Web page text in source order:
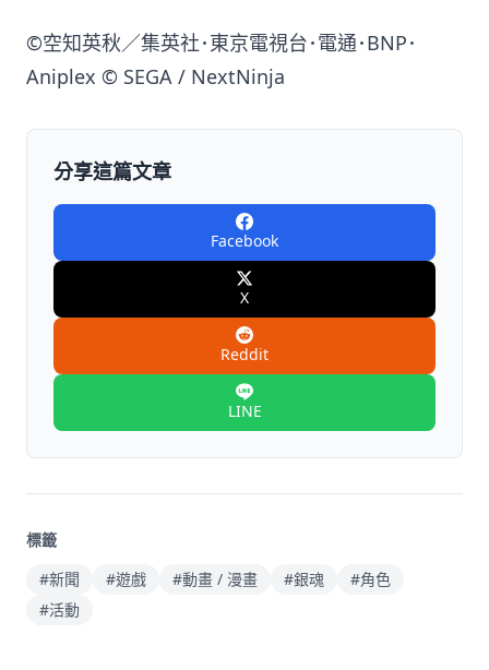
©空知英秋／集英社･東京電視台･電通･BNP･
Aniplex © SEGA / NextNinja
分享這篇文章
Facebook
X
Reddit
LINE
標籤
#新聞
#遊戲 #動畫 / 漫畫 #銀魂
#角色
#活動